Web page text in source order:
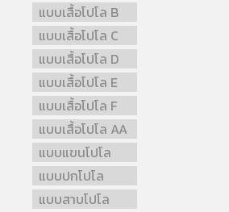
แบบเสื้อโปโล B
แบบเสื้อโปโล C
แบบเสื้อโปโล D
แบบเสื้อโปโล E
แบบเสื้อโปโล F
แบบเสื้อโปโล AA
แบบแขนโปโล
แบบปกโปโล
แบบสาบโปโล